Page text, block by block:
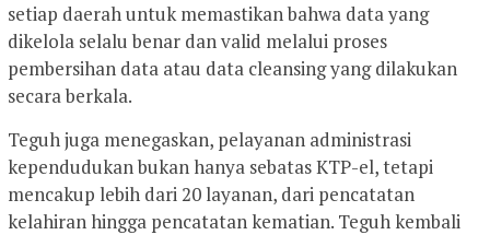
setiap daerah untuk memastikan bahwa data yang
dikelola selalu benar dan valid melalui proses
pembersihan data atau data cleansing yang dilakukan
secara berkala.
Teguh juga menegaskan, pelayanan administrasi
kependudukan bukan hanya sebatas KTP-el, tetapi
mencakup lebih dari 20 layanan, dari pencatatan
kelahiran hingga pencatatan kematian. Teguh kembali